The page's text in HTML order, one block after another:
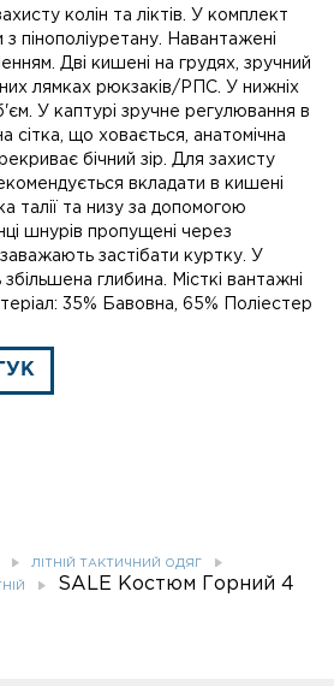
колін та ліктів. У комплект
з пінополіуретану. Навантажені
Дві кишені на грудях, зручний
лямках рюкзаків/РПС. У нижніх
У каптурі зручне регулювання в
сітка, що ховається, анатомічна
бічний зір. Для захисту
вкладати в кишені
талії та низу за допомогою
шнурів пропущені через
заважають застібати куртку. У
глибина. Місткі вантажні
35% Бавовна, 65% Поліестер
ЛІТНІЙ ТАКТИЧНИЙ ОДЯГ
SALE Костюм Горний 4